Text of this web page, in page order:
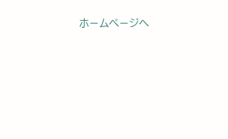
ホームページへ